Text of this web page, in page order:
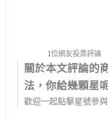
1位網友投票評論
關於本文評論的
法，你給幾顆星
歡迎一起點擊星號參與